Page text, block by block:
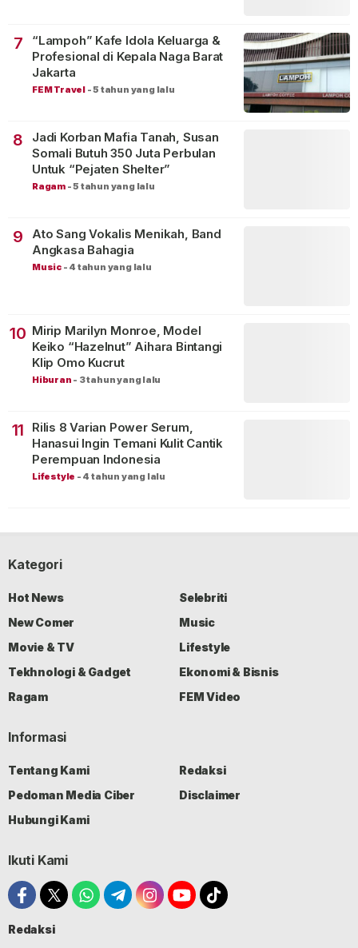
7
“Lampoh” Kafe Idola Keluarga &
Profesional di Kepala Naga Barat
Jakarta
FEM Travel -5 tahun yang lalu
8
Jadi Korban Mafia Tanah, Susan
Somali Butuh 350 Juta Perbulan
Untuk “Pejaten Shelter”
Ragam -5 tahun yang lalu
9
Ato Sang Vokalis Menikah, Band
Angkasa Bahagia
Music - 4 tahun yang lalu
10 Mirip Marilyn Monroe, Model
Keiko “Hazelnut” Aihara Bintangi
Klip Omo Kucrut
Hiburan - 3 tahun yang lalu
11
Rilis 8 Varian Power Serum,
Hanasui Ingin Temani Kulit Cantik
Perempuan Indonesia
Lifestyle - 4 tahun yang lalu
Kategori
Hot News
Selebriti
New Comer
Music
Movie & TV
Lifestyle
Tekhnologi & Gadget
Ekonomi & Bisnis
Ragam
FEM Video
Informasi
Tentang Kami
Redaksi
Pedoman Media Ciber
Disclaimer
Hubungi Kami
Ikuti Kami
Redaksi